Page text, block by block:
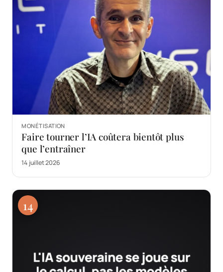
MONÉTISATION
Faire tourner l’IA coûtera bientôt plus
que l’entraîner
14 juillet 2026
14